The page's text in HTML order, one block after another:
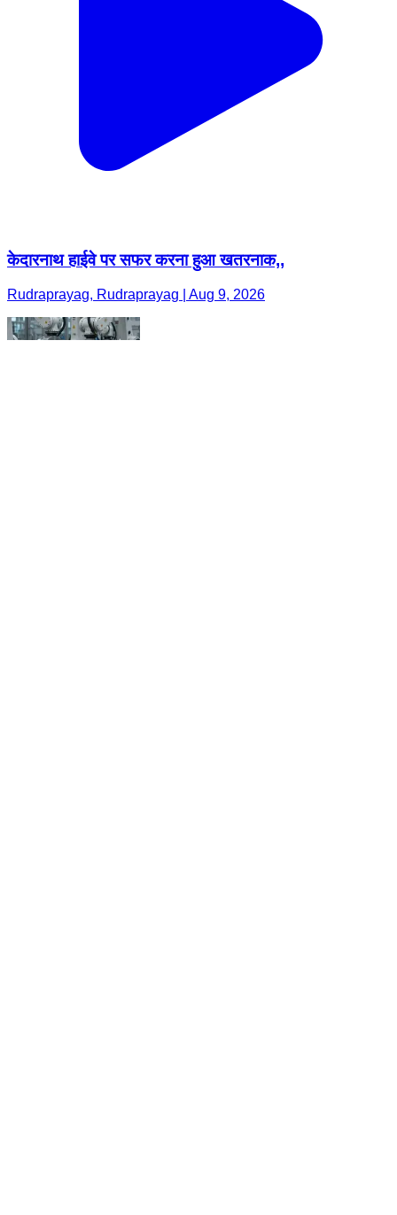
केदारनाथ हाईवे पर सफर करना हुआ खतरनाक,,
Rudraprayag, Rudraprayag | Aug 9, 2026